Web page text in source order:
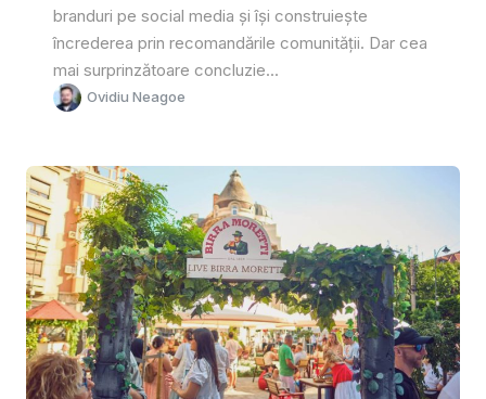
branduri pe social media și își construiește
încrederea prin recomandările comunității. Dar cea
mai surprinzătoare concluzie...
Ovidiu Neagoe